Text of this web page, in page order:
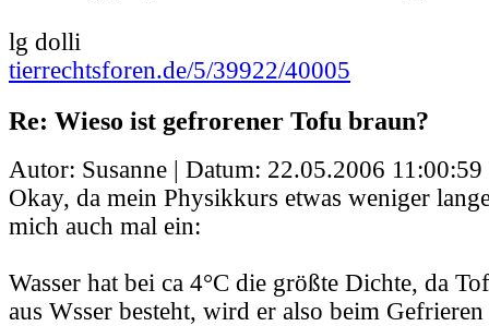
lg dolli
tierrechtsforen.de/5/39922/40005
Re: Wieso ist gefrorener Tofu braun?
Autor: Susanne | Datum: 22.05.2006 11:00:59
Okay, da mein Physikkurs etwas weniger
mich auch mal ein:
Wasser hat bei ca 4°C die größte Dichte, da
aus Wsser besteht, wird er also beim